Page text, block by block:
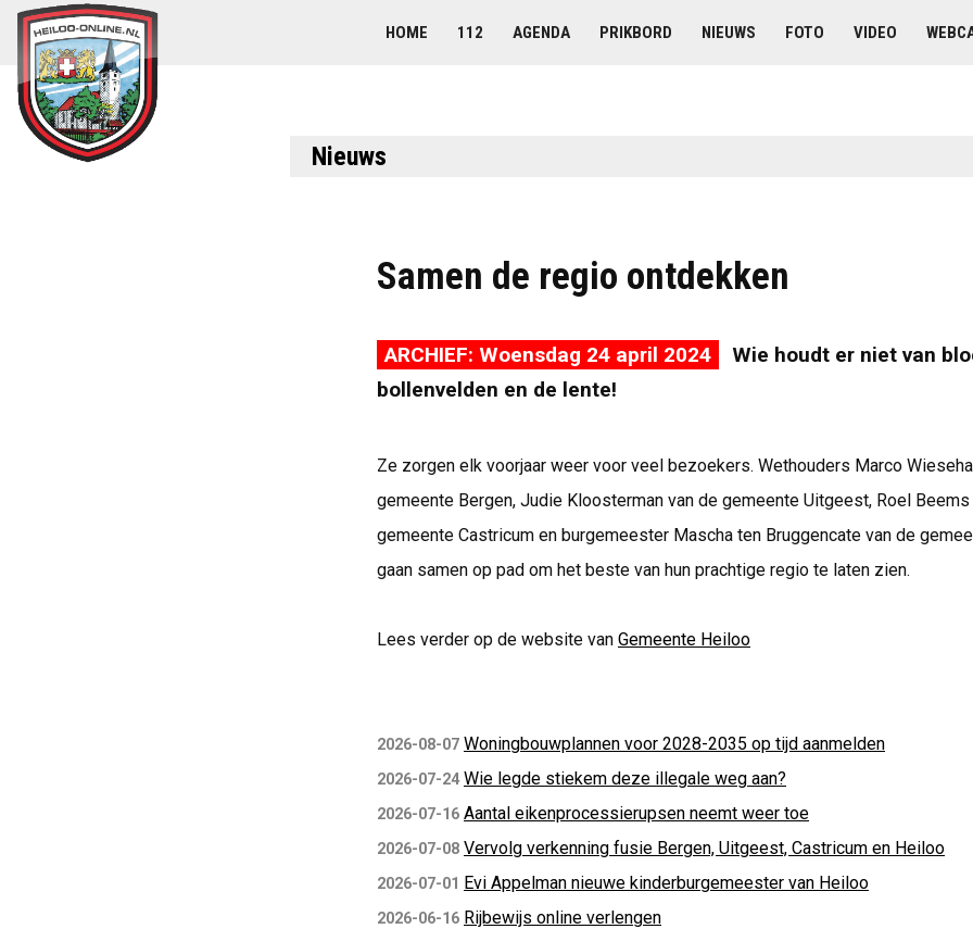
HOME 112 AGENDA PRIKBORD NIEUWS FOTO VIDEO
Nieuws
Samen de regio ontdekken
ARCHIEF: Woensdag 24 april 2024
Wie houdt er niet van
bollenvelden en de lente!
Ze zorgen elk voorjaar weer voor veel bezoekers. Wethouders Marco
gemeente Bergen, Judie Kloosterman van de gemeente Uitgeest, Roel Beems
gemeente Castricum en burgemeester Mascha ten Bruggencate van de
gaan samen op pad om het beste van hun prachtige regio te laten zien.
Lees verder op de website van Gemeente Heiloo
2026-08-07 Woningbouwplannen voor 2028-2035 op tijd aanmelden
2026-07-24 Wie legde stiekem deze illegale weg aan?
2026-07-16 Aantal eikenprocessierupsen neemt weer toe
2026-07-08 Vervolg verkenning fusie Bergen, Uitgeest, Castricum en Heiloo
2026-07-01 Evi Appelman nieuwe kinderburgemeester van Heiloo
2026-06-16 Rijbewijs online verlengen